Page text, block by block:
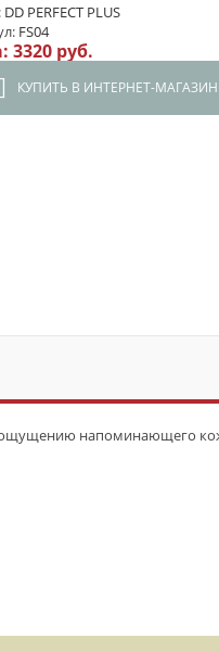
DD PERFECT PLUS
FS04
3320 руб.
КУПИТЬ В ИНТЕРНЕТ-
напоминающего